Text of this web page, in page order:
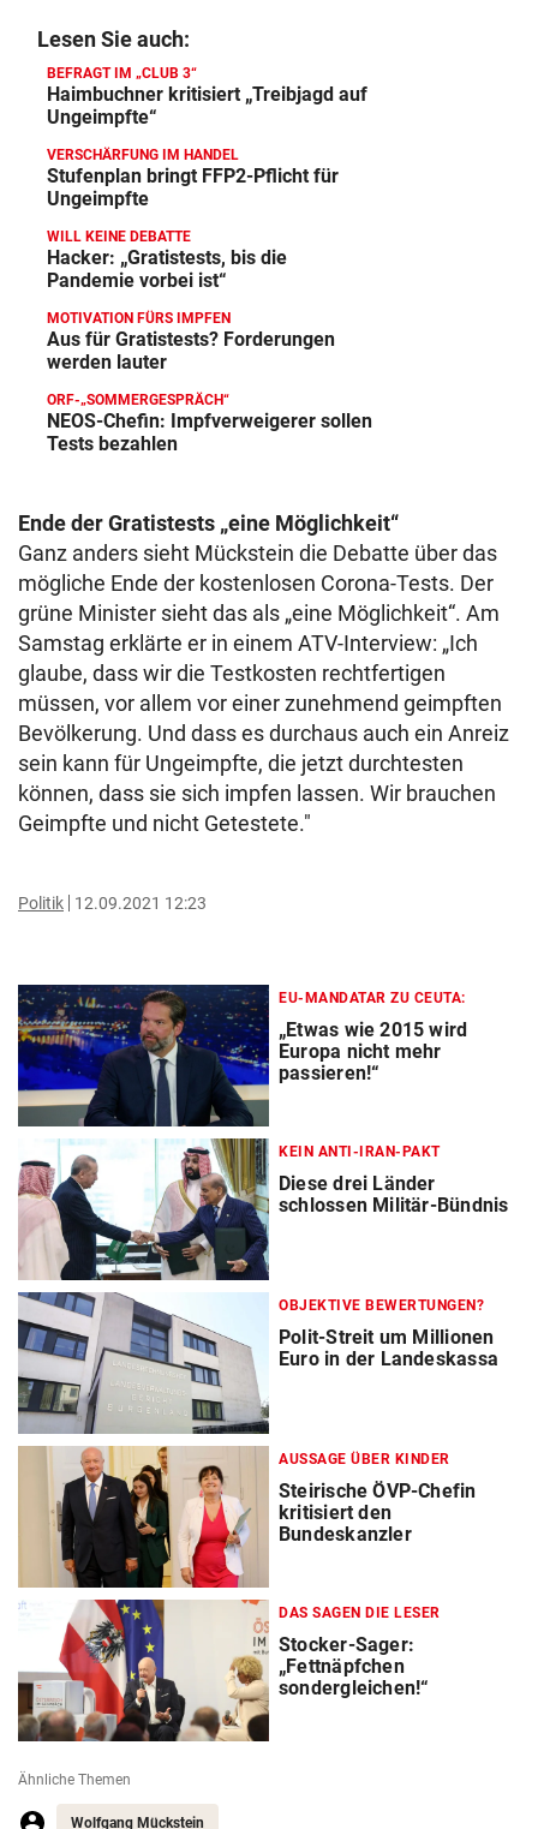
Lesen Sie auch:
BEFRAGT IM „CLUB 3“
Haimbuchner kritisiert „Treibjagd auf
Ungeimpfte“
VERSCHÄRFUNG IM HANDEL
Stufenplan bringt FFP2-Pflicht für
Ungeimpfte
WILL KEINE DEBATTE
Hacker: „Gratistests, bis die
Pandemie vorbei ist“
MOTIVATION FÜRS IMPFEN
Aus für Gratistests? Forderungen
werden lauter
ORF-„SOMMERGESPRÄCH“
NEOS-Chefin: Impfverweigerer sollen
Tests bezahlen
Ende der Gratistests „eine Möglichkeit“
Ganz anders sieht Mückstein die Debatte über das
mögliche Ende der kostenlosen Corona-Tests. Der
grüne Minister sieht das als „eine Möglichkeit“. Am
Samstag erklärte er in einem ATV-Interview: „Ich
glaube, dass wir die Testkosten rechtfertigen
müssen, vor allem vor einer zunehmend geimpften
Bevölkerung. Und dass es durchaus auch ein Anreiz
sein kann für Ungeimpfte, die jetzt durchtesten
können, dass sie sich impfen lassen. Wir brauchen
Geimpfte und nicht Getestete."
Politik 12.09.2021 12:23
EU-MANDATAR ZU CEUTA:
„Etwas wie 2015 wird
Europa nicht mehr
passieren!“
KEIN ANTI-IRAN-PAKT
Diese drei Länder
schlossen Militär-Bündnis
OBJEKTIVE BEWERTUNGEN?
Polit-Streit um Millionen
Euro in der Landeskassa
AUSSAGE ÜBER KINDER
Steirische ÖVP-Chefin
kritisiert den
Bundeskanzler
DAS SAGEN DIE LESER
Stocker-Sager:
„Fettnäpfchen
sondergleichen!“
Ähnliche Themen
Wolfgang Mückstein